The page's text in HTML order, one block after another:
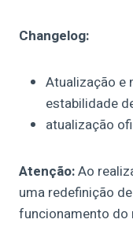
Changelog:
Atualização e
estabilidade
atualização
Atenção:Ao
uma redefinição
funcionamento do